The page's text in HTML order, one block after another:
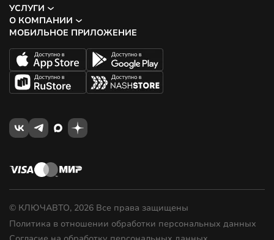
УСЛУГИ
О КОМПАНИИ
МОБИЛЬНОЕ ПРИЛОЖЕНИЕ
© КЛЮЧАВТО, 2026 Все права защищены
Политика в отношении обработки персональных данных